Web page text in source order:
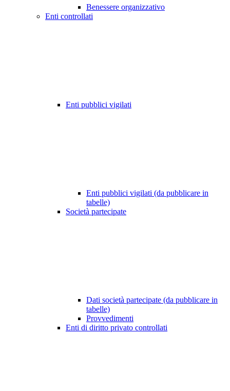
Benessere organizzativo
Enti controllati
Enti pubblici vigilati
Enti pubblici vigilati (da pubblicare in
tabelle)
Società partecipate
Dati società partecipate (da pubblicare in
tabelle)
Provvedimenti
Enti di diritto privato controllati